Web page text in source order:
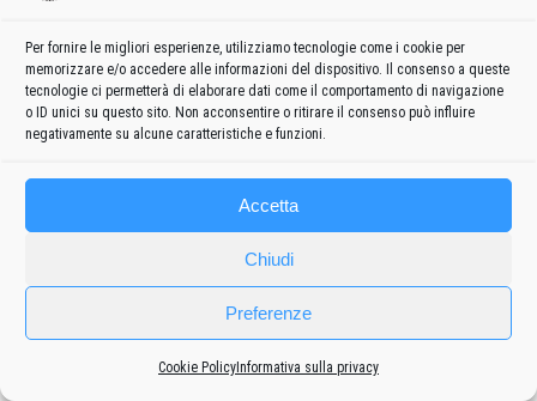
Per fornire le migliori esperienze, utilizziamo tecnologie come i cookie per
memorizzare e/o accedere alle informazioni del dispositivo. Il consenso a queste
tecnologie ci permetterà di elaborare dati come il comportamento di navigazione
o ID unici su questo sito. Non acconsentire o ritirare il consenso può influire
negativamente su alcune caratteristiche e funzioni.
Accetta
Chiudi
Preferenze
Cookie Policy Informativa sulla privacy